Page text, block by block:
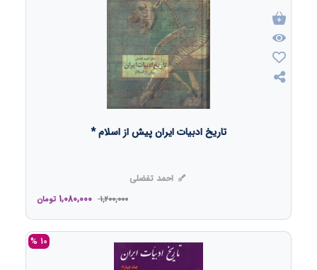
تاریخ ادبیات ایران پیش از اسلام *
احمد تفضلی
1,200,000
1,080,000 تومان
10 %